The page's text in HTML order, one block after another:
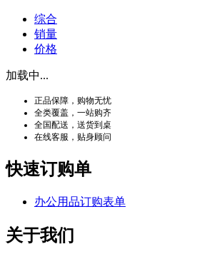
综合
销量
价格
加载中...
正品保障，购物无忧
全类覆盖，一站购齐
全国配送，送货到桌
在线客服，贴身顾问
快速订购单
办公用品订购表单
关于我们